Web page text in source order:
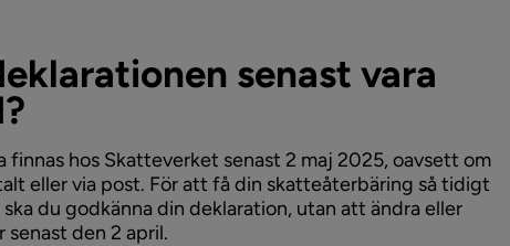
senast vara
finnas hos Skatteverket senast 2 maj 2025, oavsett om
eller via post. För att få din skatteåterbäring så tidigt
du godkänna din deklaration, utan att ändra eller
den 2 april.